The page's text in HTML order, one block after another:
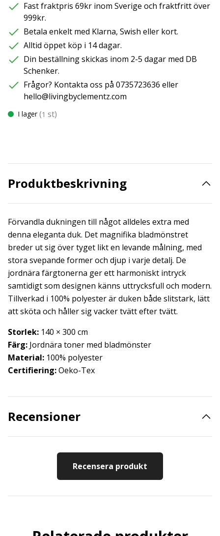
Fast fraktpris 69kr inom Sverige och fraktfritt över
999kr.
Betala enkelt med Klarna, Swish eller kort.
Alltid öppet köp i 14 dagar.
Din beställning skickas inom 2-5 dagar med DB
Schenker.
Frågor? Kontakta oss på 0735723636 eller
hello@livingbyclementz.com
I lager (1 st)
Produktbeskrivning
Förvandla dukningen till något alldeles extra med
denna eleganta duk. Det magnifika bladmönstret
breder ut sig över tyget likt en levande målning, med
stora svepande former och djup i varje detalj. De
jordnära färgtonerna ger ett harmoniskt intryck
samtidigt som designen känns uttrycksfull och modern.
Tillverkad i 100% polyester är duken både slitstark, lätt
att sköta och håller sig vacker tvätt efter tvätt.
Storlek: 140 × 300 cm
Färg: Jordnära toner med bladmönster
Material: 100% polyester
Certifiering:Oeko-Tex
Recensioner
Recensera produkt